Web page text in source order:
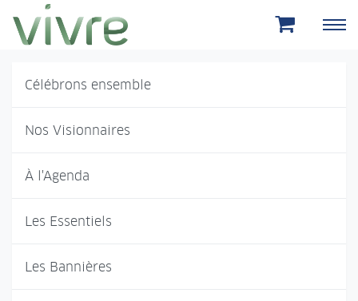
Aller au menu principal
Aller au contenu principal
Célébrons ensemble
Nos Visionnaires
À l'Agenda
Les Essentiels
Les Bannières